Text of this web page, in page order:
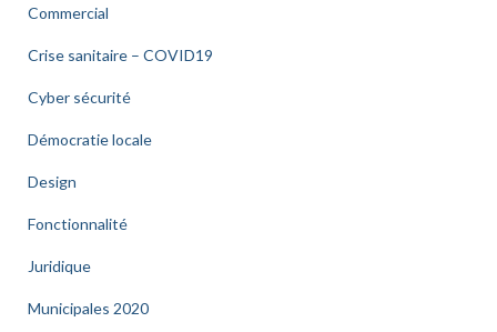
Commercial
Crise sanitaire – COVID19
Cyber sécurité
Démocratie locale
Design
Fonctionnalité
Juridique
Municipales 2020